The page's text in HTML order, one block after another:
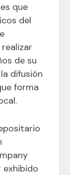
que
del
de su
difusión
forma
exhibido